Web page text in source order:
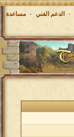
- الدعم الفني - مساعدة